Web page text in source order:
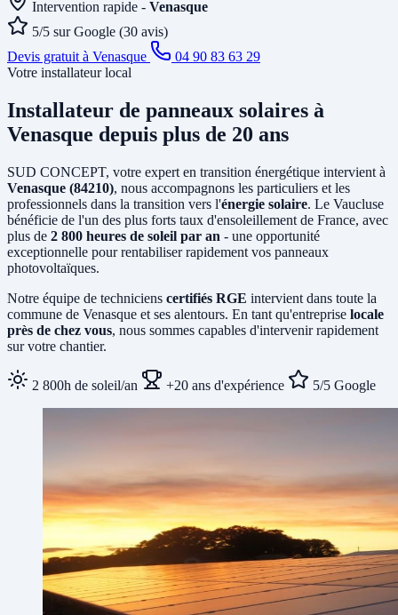
Intervention rapide - Venasque
5/5 sur Google (30 avis)
Devis gratuit à Venasque
04 90 83 63 29
Votre installateur local
Installateur de panneaux solaires à
Venasque depuis plus de 20 ans
SUD CONCEPT, votre expert en transition énergétique intervient à
Venasque (84210), nous accompagnons les particuliers et les
professionnels dans la transition vers l'énergie solaire. Le Vaucluse
bénéficie de l'un des plus forts taux d'ensoleillement de France, avec
plus de 2 800 heures de soleil par an - une opportunité
exceptionnelle pour rentabiliser rapidement vos panneaux
photovoltaïques.
Notre équipe de techniciens certifiés RGE intervient dans toute la
commune de Venasque et ses alentours. En tant qu'entreprise locale
près de chez vous, nous sommes capables d'intervenir rapidement
sur votre chantier.
2 800h de soleil/an +20 ans d'expérience 5/5 Google